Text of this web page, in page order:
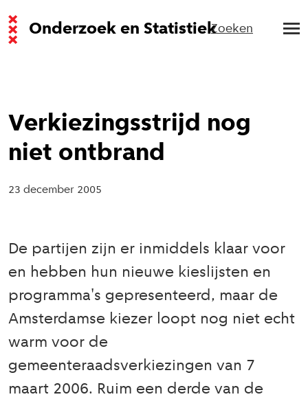
Onderzoek en StatistiekZoeken
Verkiezingsstrijd nog
niet ontbrand
23 december 2005
De partijen zijn er inmiddels klaar voor
en hebben hun nieuwe kieslijsten en
programma's gepresenteerd, maar de
Amsterdamse kiezer loopt nog niet echt
warm voor de
gemeenteraadsverkiezingen van 7
maart 2006. Ruim een derde van de